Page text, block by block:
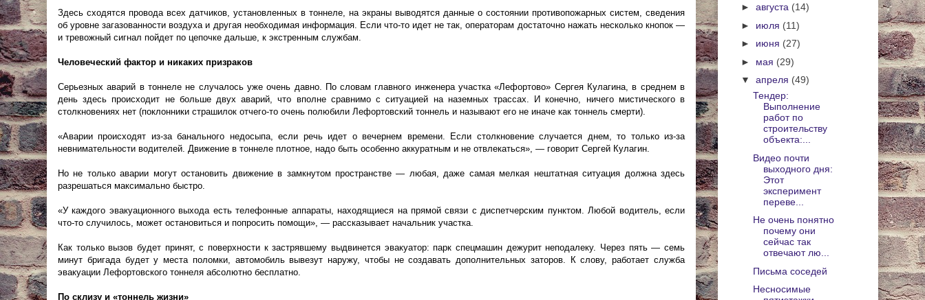
Здесь сходятся провода всех датчиков, установленных в тоннеле, на экраны выводятся данные о состоянии противопожарных систем, сведения
об уровне загазованности воздуха и другая необходимая информация. Если что-то идет не так, операторам достаточно нажать несколько кнопок —
и тревожный сигнал пойдет по цепочке дальше, к экстренным службам.
Человеческий фактор и никаких призраков
Серьезных аварий в тоннеле не случалось уже очень давно. По словам главного инженера участка «Лефортово» Сергея Кулагина, в среднем в
день здесь происходит не больше двух аварий, что вполне сравнимо с ситуацией на наземных трассах. И конечно, ничего мистического в
столкновениях нет (поклонники страшилок отчего-то очень полюбили Лефортовский тоннель и называют его не иначе как тоннель смерти).
«Аварии происходят из-за банального недосыпа, если речь идет о вечернем времени. Если столкновение случается днем, то только из-за
невнимательности водителей. Движение в тоннеле плотное, надо быть особенно аккуратным и не отвлекаться», — говорит Сергей Кулагин.
Но не только аварии могут остановить движение в замкнутом пространстве — любая, даже самая мелкая нештатная ситуация должна здесь
разрешаться максимально быстро.
«У каждого эвакуационного выхода есть телефонные аппараты, находящиеся на прямой связи с диспетчерским пунктом. Любой водитель, если
что-то случилось, может остановиться и попросить помощи», — рассказывает начальник участка.
Как только вызов будет принят, с поверхности к застрявшему выдвинется эвакуатор: парк спецмашин дежурит неподалеку. Через пять — семь
минут бригада будет у места поломки, автомобиль вывезут наружу, чтобы не создавать дополнительных заторов. К слову, работает служба
эвакуации Лефортовского тоннеля абсолютно бесплатно.
По склизу и «тоннель жизни»
► августа (14)
► июля (11)
► июня (27)
► мая (29)
▼ апреля (49)
Тендер:
Выполнение
работ по
строительству
объекта:...
Видео почти
выходного дня:
Этот
эксперимент
переве...
Не очень понятно
почему они
сейчас так
отвечают лю...
Письма соседей
Несносимые